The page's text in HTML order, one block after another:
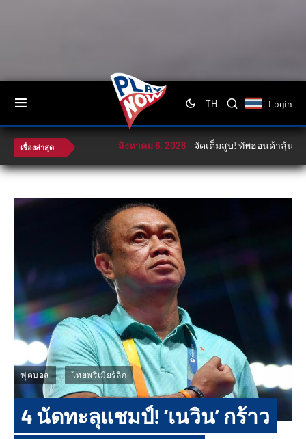
TH Login
เรื่องล่าสุด สิงหาคม 6, 2026-จัดเต็มสูบ! ทัพฮอนด้าลุ้นล่าโพ
ฟุตบอล ไทยพรีเมียร์ลีก
4 นัดทะลุแชมป์! ‘เนวิน’ กร้าว